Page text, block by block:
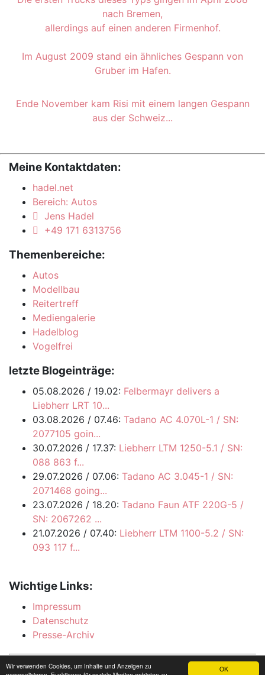
OK
Wir verwenden Cookies, um Inhalte und Anzeigen zu
Für Fotos standen die zwei TGX 41.680 fast perfekt
Die ersten Trucks dieses Typs gingen im April 2008
Im August 2009 stand ein ähnliches Gespann von
Ende November kam Risi mit einem langen Gespann
Meine Kontaktdaten:
hadel.net
Jens Hadel
+49 171 6313756
Themenbereiche:
Autos
Modellbau
Reitertreff
Hadelblog
Vogelfrei
letzte Blogeinträge:
05.08.2026 / 19.02:
Liebherr LRT 10...
03.08.2026 / 07.46:
2077105 goin...
30.07.2026 / 17.37:
088 863 f...
29.07.2026 / 07.06:
SN: 2067262 ...
093 117 f...
Wichtige Links:
Impressum